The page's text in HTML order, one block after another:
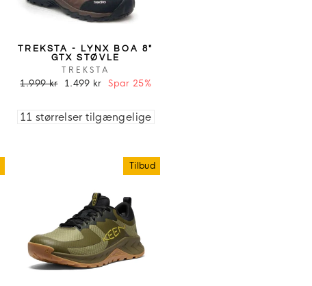
TREKSTA - LYNX BOA 8"
GTX STØVLE
TREKSTA
1.999 kr 1.499 kr Spar 25%
11 størrelser tilgængelige
Tilbud